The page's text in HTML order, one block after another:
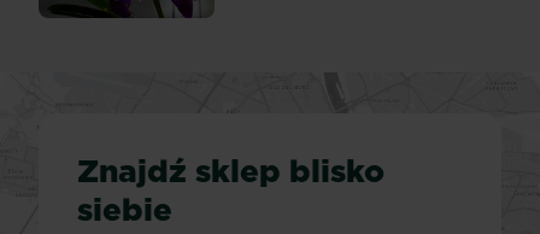
Znajdź sklep blisko
siebie